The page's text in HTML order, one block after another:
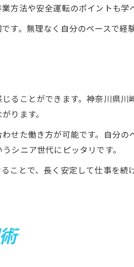
方法や安全運転のポイントも学
す。無理なく自分のペースで経
ることができます。神奈川県川
ります。
せた働き方が可能です。自分の
シニア世代にピッタリです。
ことで、長く安定して仕事を続